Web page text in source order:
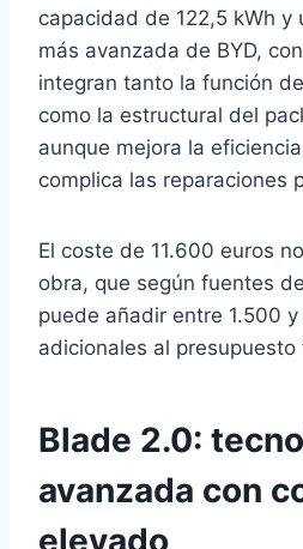
capacidad de 122,5 kWh y
más avanzada de BYD,
integran tanto la función
como la estructural del
aunque mejora la
complica las reparaciones
El coste de 11.600 euros
obra, que según fuentes
puede añadir entre 1.500
adicionales al presupuesto
Blade 2.0:
avanzada con
elevado